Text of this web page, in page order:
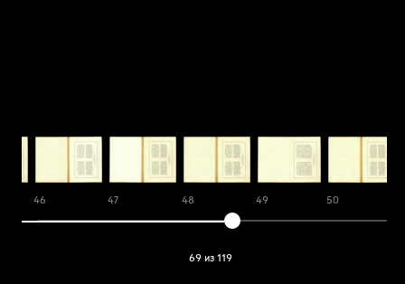
46 47 48 49 50
69 из 119